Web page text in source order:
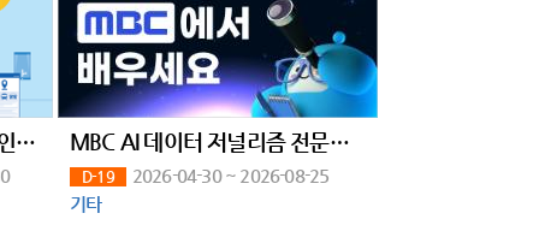
[방송미디어통신위원회, 한국인터넷진흥원]2026 위치정보 맞춤형 컨설팅 참여기업 모집(상시) MBC AI 데이터 저널리즘 전문가 과정
D-19
2026-04-30 ~ 2026-08-25
기타